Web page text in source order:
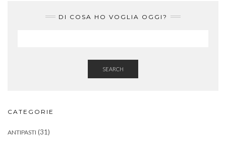
DI COSA HO VOGLIA OGGI?
SEARCH
CATEGORIE
ANTIPASTI (31)